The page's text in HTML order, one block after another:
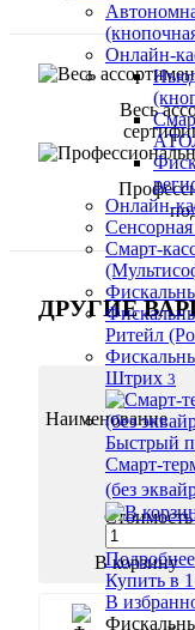
Онлайн-
Онлайн-
Сенсорная
Смарт-
Ритейл
Штрих 3
Быстрый
Смарт-
(без
Подробнее
Купить в
В
Весь
ДРУГИЕ
Наименование
Стоимость
В корзину